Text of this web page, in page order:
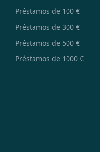
Préstamos de 100 €
Préstamos de 300 €
Préstamos de 500 €
Préstamos de 1000 €